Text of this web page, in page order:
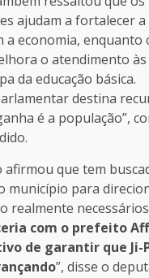
ajudam a fortalecer
a economia, enquanto
o atendimento às
da educação básica.
destina
é a população”,
afirmou que tem
município para
realmente
com o prefeito
de garantir que Ji-
”, disse o